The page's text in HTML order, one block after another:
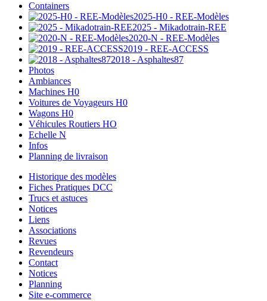
Containers
2025-H0 - REE-Modèles
2025 - Mikadotrain-REE
2020-N - REE-Modèles
2019 - REE-ACCESS
2018 - Asphaltes87
Photos
Ambiances
Machines H0
Voitures de Voyageurs H0
Wagons H0
Véhicules Routiers HO
Echelle N
Infos
Planning de livraison
Historique des modèles
Fiches Pratiques DCC
Trucs et astuces
Notices
Liens
Associations
Revues
Revendeurs
Contact
Notices
Planning
Site e-commerce